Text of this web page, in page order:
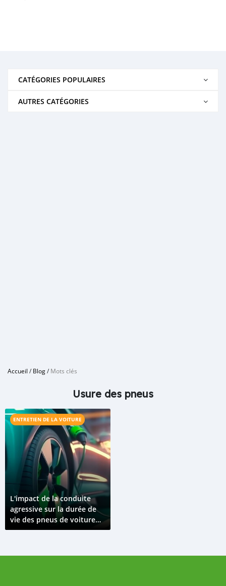
CATÉGORIES POPULAIRES
AUTRES CATÉGORIES
Accueil /Blog/Mots clés
Usure des pneus
ENTRETIEN DE LA VOITURE
L'impact de la conduite
agressive sur la durée de
vie des pneus de voiture
électrique